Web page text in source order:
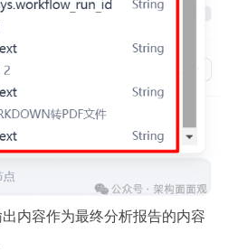
内容作为最终分析报告的内容